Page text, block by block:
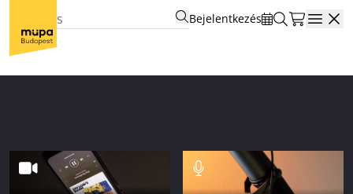
Bejelentkezés